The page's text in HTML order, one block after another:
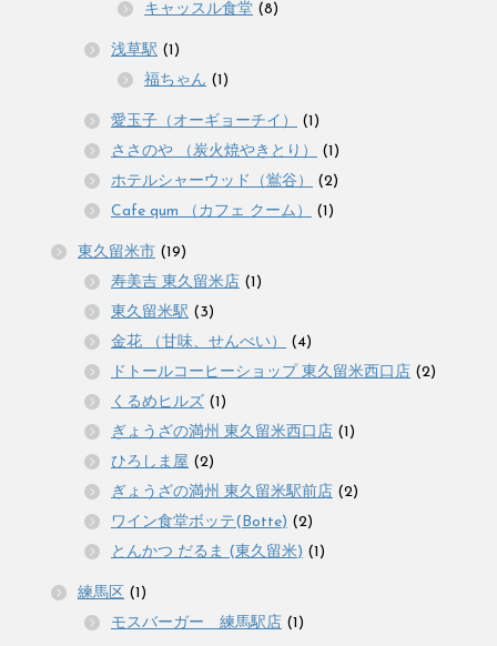
キャッスル食堂 (8)
浅草駅 (1)
福ちゃん (1)
愛玉子（オーギョーチイ）
(1)
ささのや （炭火焼やきとり）
(1)
ホテルシャーウッド（鴬谷）
(2)
Cafe qum （カフェ クーム）
(1)
東久留米市 (19)
寿美吉 東久留米店 (1)
東久留米駅 (3)
金花 （甘味、せんべい）
(4)
ドトールコーヒーショップ 東久留米西口店 (2)
くるめヒルズ (1)
ぎょうざの満州 東久留米西口店 (1)
ひろしま屋 (2)
ぎょうざの満州 東久留米駅前店 (2)
ワイン食堂ボッテ(Botte) (2)
とんかつ だるま (東久留米) (1)
練馬区 (1)
モスバーガー 練馬駅店 (1)